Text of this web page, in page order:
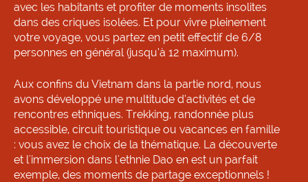
avec les habitants et profiter de moments insolites
dans des criques isolées. Et pour vivre pleinement
votre voyage, vous partez en petit effectif de 6/8
personnes en général (jusqu’à 12 maximum).
Aux confins du Vietnam dans la partie nord, nous
avons développé une multitude d’activités et de
rencontres ethniques. Trekking, randonnée plus
accessible, circuit touristique ou vacances en famille
: vous avez le choix de la thématique. La découverte
et l'immersion dans l'ethnie Dao en est un parfait
exemple, des moments de partage exceptionnels !